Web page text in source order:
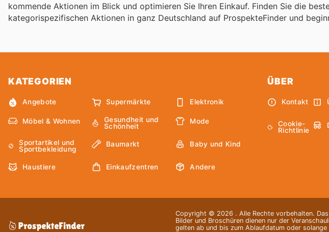
kommende Aktionen im Blick und optimieren Sie Ihren Einkauf. Finden Sie die
kategorispezifischen Aktionen in ganz Deutschland auf ProspekteFinder und
KATEGORIEN
Angebote Supermärkte Elektronik
Möbel & Wohnen
Gesundheit und
Schönheit
Mode
Sportartikel und
Sportbekleidung
Baumarkt Baby und Kind
Haustiere Einkaufzentren Andere
ÜBER
Kontakt
Cookie-
Richtlinie
Copyright © 2026 . Alle Rechte vorbehalten.
Bilder und Broschüren dienen nur der
gelten ab und bis zum Ablaufdatum oder